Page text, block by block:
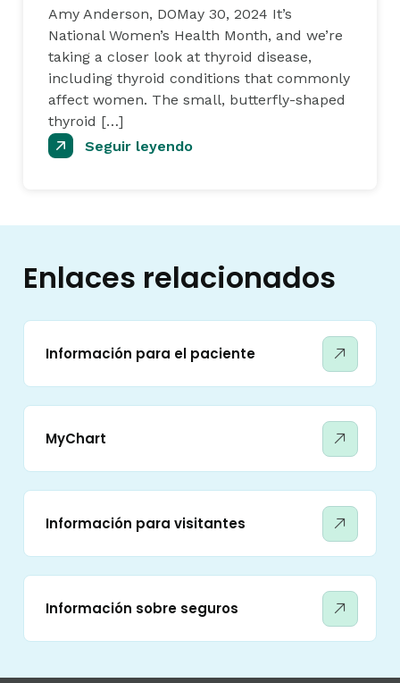
Amy Anderson, DOMay 30, 2024 It’s
National Women’s Health Month, and we’re
taking a closer look at thyroid disease,
including thyroid conditions that commonly
affect women. The small, butterfly-shaped
thyroid […]
Seguir leyendo
Enlaces relacionados
Información para el paciente
MyChart
Información para visitantes
Información sobre seguros